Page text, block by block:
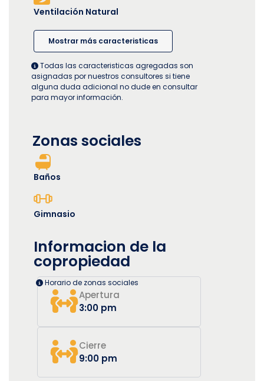
Ventilación Natural
Mostrar más caracteristicas
Todas las caracteristicas agregadas son
asignadas por nuestros consultores si tiene
alguna duda adicional no dude en consultar
para mayor información.
Zonas sociales
Baños
Gimnasio
Informacion de la
copropiedad
Horario de zonas sociales
Apertura
3:00 pm
Cierre
9:00 pm